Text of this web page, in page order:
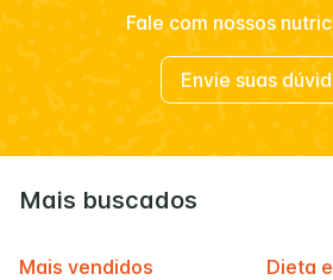
Fale com nossos
Envie suas
Mais buscados
Mais vendidos
Dieta